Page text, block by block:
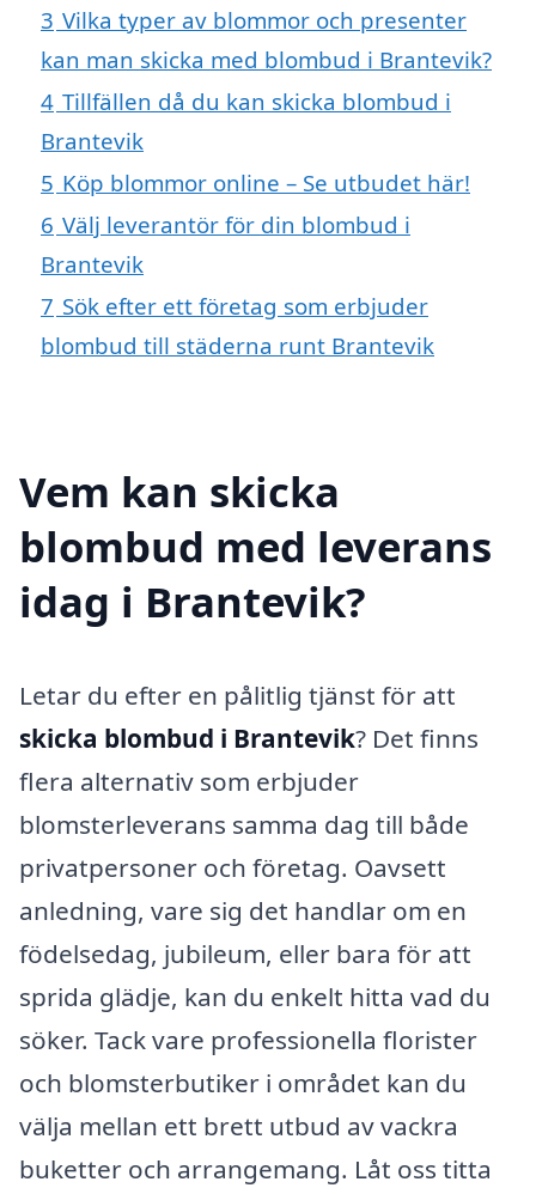
3 Vilka typer av blommor och presenter
kan man skicka med blombud i Brantevik?
4 Tillfällen då du kan skicka blombud i
Brantevik
5 Köp blommor online – Se utbudet här!
6 Välj leverantör för din blombud i
Brantevik
7 Sök efter ett företag som erbjuder
blombud till städerna runt Brantevik
Vem kan skicka
blombud med leverans
idag i Brantevik?
Letar du efter en pålitlig tjänst för att
skicka blombud i Brantevik? Det finns
flera alternativ som erbjuder
blomsterleverans samma dag till både
privatpersoner och företag. Oavsett
anledning, vare sig det handlar om en
födelsedag, jubileum, eller bara för att
sprida glädje, kan du enkelt hitta vad du
söker. Tack vare professionella florister
och blomsterbutiker i området kan du
välja mellan ett brett utbud av vackra
buketter och arrangemang. Låt oss titta